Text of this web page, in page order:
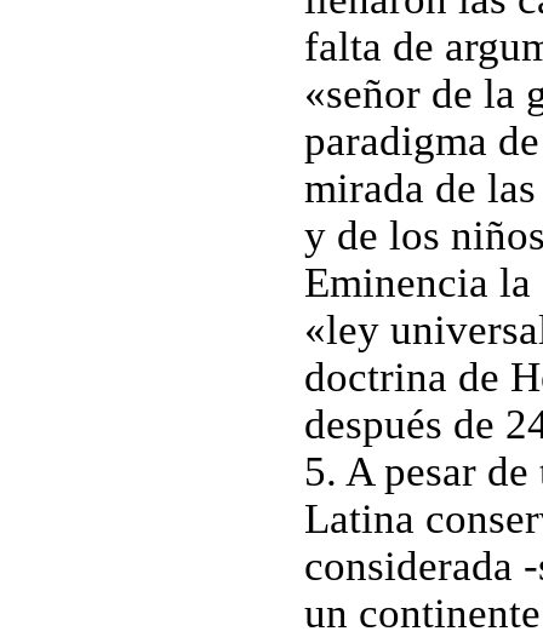
falta de
«señor de la
paradigma
mirada de
y de los
Eminencia la
«ley
doctrina de
después de
5. A pesar
Latina
considerada
un